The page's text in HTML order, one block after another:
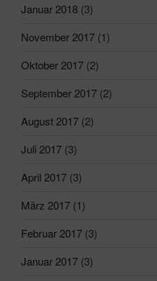
Januar 2018 (3)
November 2017 (1)
Oktober 2017 (2)
September 2017 (2)
August 2017 (2)
Juli 2017 (3)
April 2017 (3)
März 2017 (1)
Februar 2017 (3)
Januar 2017 (3)